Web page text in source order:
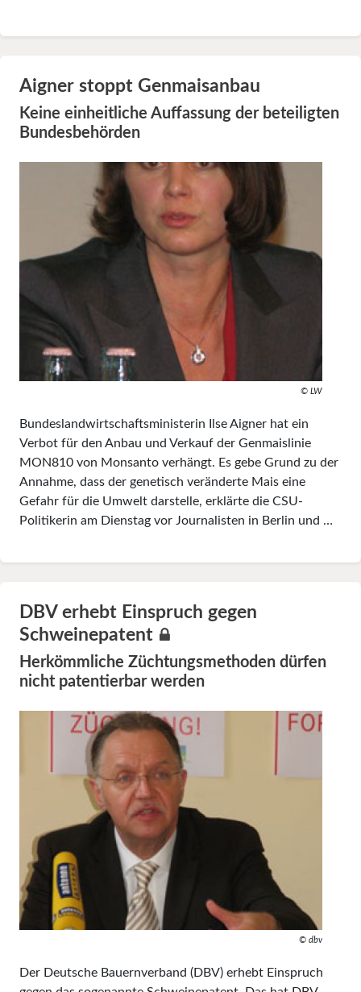
Aigner stoppt Genmaisanbau
Keine einheitliche Auffassung der beteiligten
Bundesbehörden
© LW
Bundeslandwirtschaftsministerin Ilse Aigner hat ein
Verbot für den Anbau und Verkauf der Genmaislinie
MON810 von Monsanto verhängt. Es gebe Grund zu der
Annahme, dass der genetisch veränderte Mais eine
Gefahr für die Umwelt darstelle, erklärte die CSU-
Politikerin am Dienstag vor Journalisten in Berlin und …
DBV erhebt Einspruch gegen
Schweinepatent
Herkömmliche Züchtungsmethoden dürfen
nicht patentierbar werden
© dbv
Der Deutsche Bauernverband (DBV) erhebt Einspruch